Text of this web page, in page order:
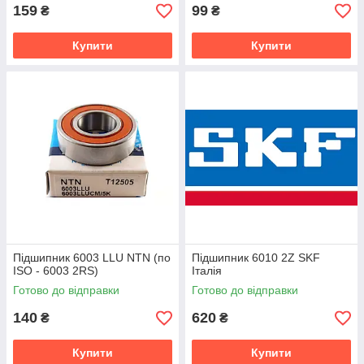
159 ₴
Купити
99 ₴
Купити
Підшипник 6003 LLU NTN (по
ISO - 6003 2RS)
Готово до відправки
140 ₴
Купити
Підшипник 6010 2Z SKF
Італія
Готово до відправки
620 ₴
Купити